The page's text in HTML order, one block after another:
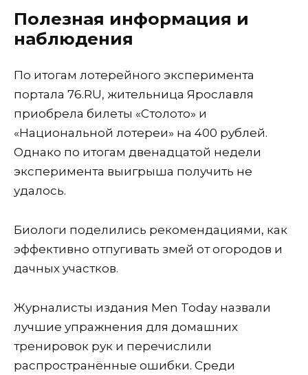
Полезная информация и
наблюдения
По итогам лотерейного эксперимента
портала 76.RU, жительница Ярославля
приобрела билеты «Столото» и
«Национальной лотереи» на 400 рублей.
Однако по итогам двенадцатой недели
эксперимента выигрыша получить не
удалось.
Биологи поделились рекомендациями, как
эффективно отпугивать змей от огородов и
дачных участков.
Журналисты издания Men Today назвали
лучшие упражнения для домашних
тренировок рук и перечислили
распространённые ошибки. Среди